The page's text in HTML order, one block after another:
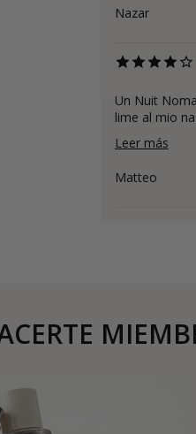
Nazar
Un Nuit
lime al mio
Leer más
Matteo